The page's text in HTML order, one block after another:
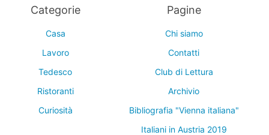
Categorie
Casa
Lavoro
Tedesco
Ristoranti
Curiosità
Pagine
Chi siamo
Contatti
Club di Lettura
Archivio
Bibliografia "Vienna italiana"
Italiani in Austria 2019